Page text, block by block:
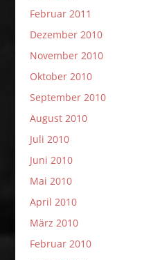
Februar 2011
Dezember 2010
November 2010
Oktober 2010
September 2010
August 2010
Juli 2010
Juni 2010
Mai 2010
April 2010
März 2010
Februar 2010